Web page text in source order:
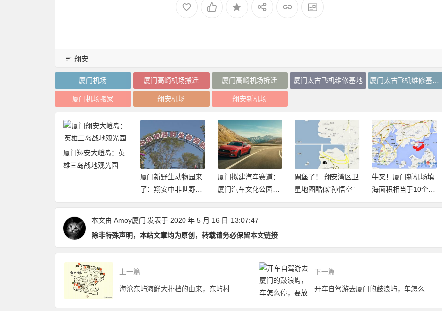
翔安
厦门机场 厦门高崎机场搬迁 厦门高崎机场拆迁 厦门太古飞机维修基地 厦门太古飞机维修基地搬迁
厦门机场搬家 翔安机场 翔安新机场
厦门翔安大嶝岛：英
雄三岛战地观光园
厦门新野生动物园来
了：翔安中非世野野
生动物园正式开园
厦门拟建汽车赛道：
厦门汽车文化公园酷
炫来袭
碉堡了！ 翔安湾区卫
星地图酷似“孙悟空”
牛叉！厦门新机场填
海面积相当于10个鼓
浪屿！
本文由 Amoy厦门 发表于 2020 年 5 月 16 日 13:07:47
除非特殊声明，本站文章均为原创，转载请务必保留本文链接
上一篇
海沧东屿海鲜大排档的由来，东屿村那些年的那些事
下一篇
开车自驾游去厦门的鼓浪屿，车怎么停，要放哪里？